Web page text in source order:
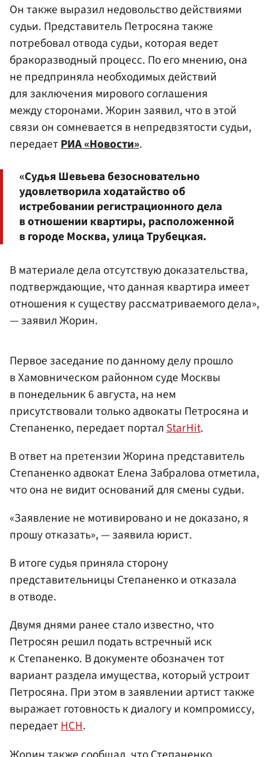
Он также выразил недовольство действиями
судьи. Представитель Петросяна также
потребовал отвода судьи, которая ведет
бракоразводный процесс. По его мнению, она
не предприняла необходимых действий
для заключения мирового соглашения
между сторонами. Жорин заявил, что в этой
связи он сомневается в непредвзятости судьи,
передаетРИА «Новости».
«Судья Шевьева безосновательно
удовлетворила ходатайство об
истребовании регистрационного дела
в отношении квартиры, расположенной
в городе Москва, улица Трубецкая.
В материале дела отсутствую доказательства,
подтверждающие, что данная квартира имеет
отношения к существу рассматриваемого дела»,
— заявил Жорин.
Первое заседание по данному делу прошло
в Хамовническом районном суде Москвы
в понедельник 6 августа, на нем
присутствовали только адвокаты Петросяна и
Степаненко, передает порталStarHit.
В ответ на претензии Жорина представитель
Степаненко адвокат Елена Забралова отметила,
что она не видит оснований для смены судьи.
«Заявление не мотивировано и не доказано, я
прошу отказать», — заявила юрист.
В итоге судья приняла сторону
представительницы Степаненко и отказала
в отводе.
Двумя днями ранее стало известно, что
Петросян решил подать встречный иск
к Степаненко. В документе обозначен тот
вариант раздела имущества, который устроит
Петросяна. При этом в заявлении артист также
выражает готовность к диалогу и компромиссу,
передаетНСН.